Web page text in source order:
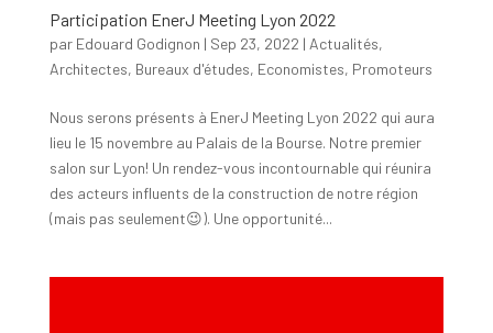
Participation EnerJ Meeting Lyon 2022
par Edouard Godignon | Sep 23, 2022 | Actualités,
Architectes, Bureaux d'études, Economistes, Promoteurs
Nous serons présents à EnerJ Meeting Lyon 2022 qui aura
lieu le 15 novembre au Palais de la Bourse. Notre premier
salon sur Lyon! Un rendez-vous incontournable qui réunira
des acteurs influents de la construction de notre région
(mais pas seulement😉). Une opportunité...